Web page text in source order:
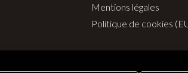
Mentions légales
Politique de cookies